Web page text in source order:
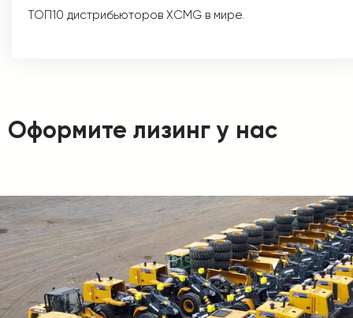
ТОП10 дистрибьюторов XCMG в мире.
Оформите лизинг у нас